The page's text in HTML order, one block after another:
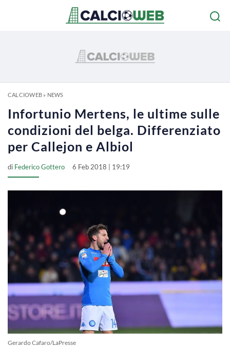
CALCIOWEB» NEWS
Infortunio Mertens, le ultime sulle
condizioni del belga. Differenziato
per Callejon e Albiol
di Federico Gottero 6 Feb 2018 | 19:19
Gerardo Cafaro/LaPresse